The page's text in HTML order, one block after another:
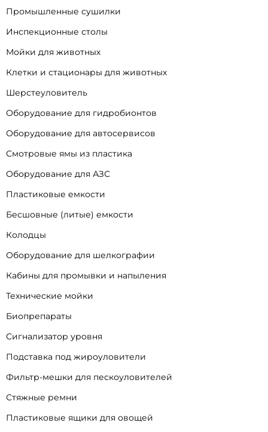
Промышленные сушилки
Инспекционные столы
Мойки для животных
Клетки и стационары для животных
Шерстеуловитель
Оборудование для гидробионтов
Оборудование для автосервисов
Смотровые ямы из пластика
Оборудование для АЗС
Пластиковые емкости
Бесшовные (литые) емкости
Колодцы
Оборудование для шелкографии
Кабины для промывки и напыления
Технические мойки
Биопрепараты
Сигнализатор уровня
Подставка под жироуловители
Фильтр-мешки для пескоуловителей
Стяжные ремни
Пластиковые ящики для овощей